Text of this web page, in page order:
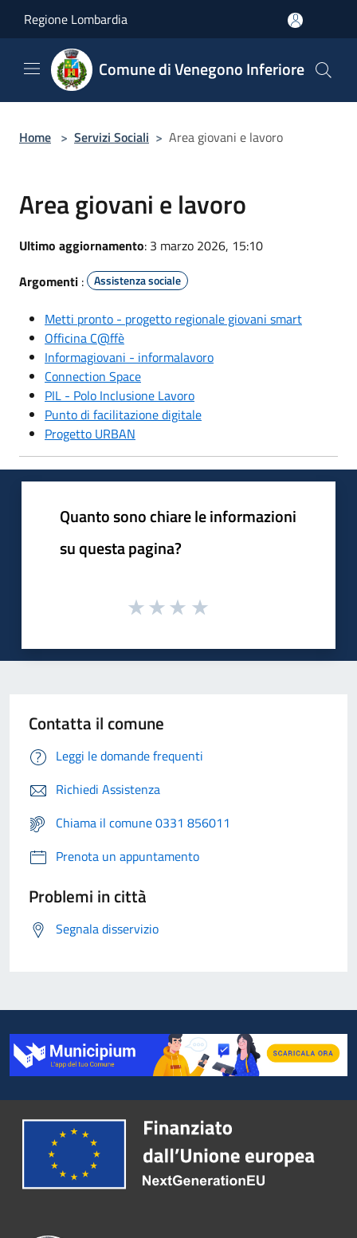
Regione Lombardia
Comune di Venegono Inferiore
Home > Servizi Sociali > Area giovani e lavoro
Area giovani e lavoro
Ultimo aggiornamento: 3 marzo 2026, 15:10
Argomenti : Assistenza sociale
Metti pronto - progetto regionale giovani smart
Officina C@ffè
Informagiovani - informalavoro
Connection Space
PIL - Polo Inclusione Lavoro
Punto di facilitazione digitale
Progetto URBAN
Quanto sono chiare le informazioni
su questa pagina?
Contatta il comune
Leggi le domande frequenti
Richiedi Assistenza
Chiama il comune 0331 856011
Prenota un appuntamento
Problemi in città
Segnala disservizio